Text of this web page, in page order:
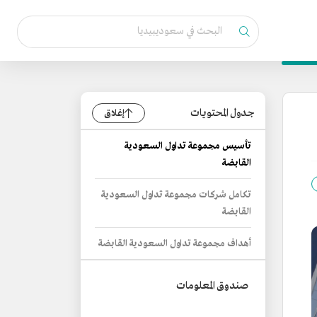
جدول المحتويات إغلاق
تأسيس مجموعة تداول السعودية
القابضة
تكامل شركات مجموعة تداول السعودية
القابضة
أهداف مجموعة تداول السعودية القابضة
صندوق المعلومات